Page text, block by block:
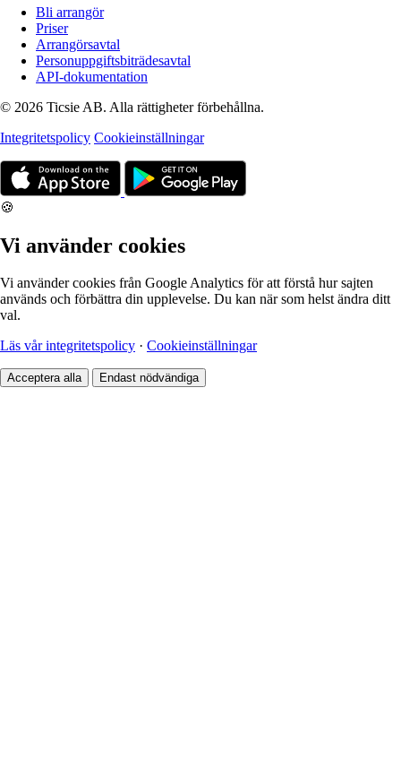
Bli arrangör
Priser
Arrangörsavtal
Personuppgiftsbiträdesavtal
API-dokumentation
© 2026 Ticsie AB. Alla rättigheter förbehållna.
Integritetspolicy Cookieinställningar
🍪
Vi använder cookies
Vi använder cookies från Google Analytics för att förstå hur sajten
används och förbättra din upplevelse. Du kan när som helst ändra ditt
val.
Läs vår integritetspolicy · Cookieinställningar
Acceptera alla Endast nödvändiga